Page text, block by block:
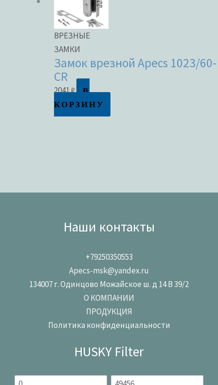
ВРЕЗНЫЕ
ЗАМКИ
Замок врезной Apecs 1023/60-
CR
2041₽
В
КОРЗИНУ
Наши контакты
+79250350553
Apecs-msk@yandex.ru
134007 г. Одинцово Можайское ш. д 14 В 39/2
О КОМПАНИИ
ПРОДУКЦИЯ
Политика конфиденциальности
HUSKY Filter